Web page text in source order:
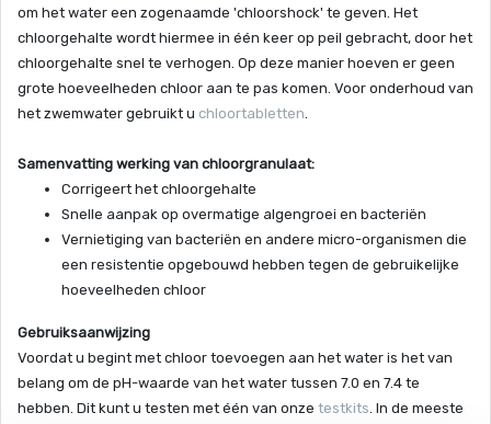
om het water een zogenaamde 'chloorshock' te geven. Het
chloorgehalte wordt hiermee in één keer op peil gebracht, door het
chloorgehalte snel te verhogen. Op deze manier hoeven er geen
grote hoeveelheden chloor aan te pas komen. Voor onderhoud van
het zwemwater gebruikt u chloortabletten.
Samenvatting werking van chloorgranulaat:
Corrigeert het chloorgehalte
Snelle aanpak op overmatige algengroei en bacteriën
Vernietiging van bacteriën en andere micro-organismen die
een resistentie opgebouwd hebben tegen de gebruikelijke
hoeveelheden chloor
Gebruiksaanwijzing
Voordat u begint met chloor toevoegen aan het water is het van
belang om de pH-waarde van het water tussen 7.0 en 7.4 te
hebben. Dit kunt u testen met één van onze testkits. In de meeste